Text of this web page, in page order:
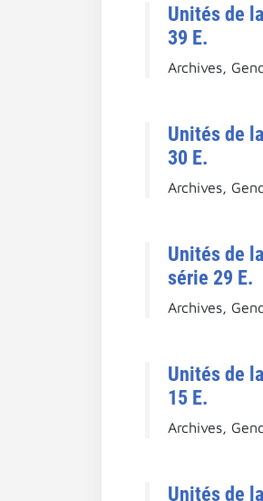
Unités de
39 E.
Archives,
Unités de
30 E.
Archives,
Unités de
série 29 E.
Archives,
Unités de
15 E.
Archives,
Unités de